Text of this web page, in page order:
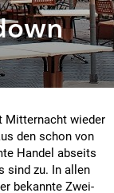
Mitternacht wieder
den schon von
Handel abseits
sind zu. In allen
bekannte Zwei-